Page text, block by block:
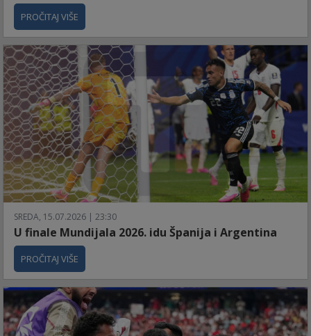
PROČITAJ VIŠE
SREDA, 15.07.2026 | 23:30
U finale Mundijala 2026. idu Španija i Argentina
PROČITAJ VIŠE